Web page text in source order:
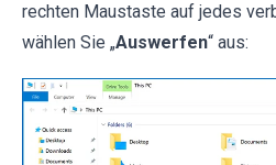
rechten Maustaste auf jedes
wählen Sie „Auswerfen“ aus: